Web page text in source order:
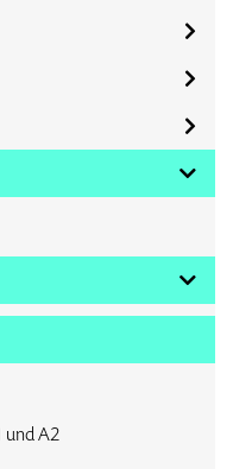
und A2